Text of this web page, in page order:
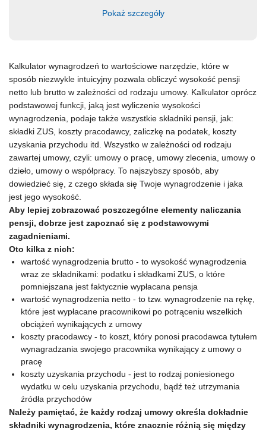
Pokaż szczegóły
Kalkulator wynagrodzeń to wartościowe narzędzie, które w
sposób niezwykle intuicyjny pozwala obliczyć wysokość pensji
netto lub brutto w zależności od rodzaju umowy. Kalkulator oprócz
podstawowej funkcji, jaką jest wyliczenie wysokości
wynagrodzenia, podaje także wszystkie składniki pensji, jak:
składki ZUS, koszty pracodawcy, zaliczkę na podatek, koszty
uzyskania przychodu itd. Wszystko w zależności od rodzaju
zawartej umowy, czyli: umowy o pracę, umowy zlecenia, umowy o
dzieło, umowy o współpracy. To najszybszy sposób, aby
dowiedzieć się, z czego składa się Twoje wynagrodzenie i jaka
jest jego wysokość.
Aby lepiej zobrazować poszczególne elementy naliczania
pensji, dobrze jest zapoznać się z podstawowymi
zagadnieniami.
Oto kilka z nich:
wartość wynagrodzenia brutto - to wysokość wynagrodzenia
wraz ze składnikami: podatku i składkami ZUS, o które
pomniejszana jest faktycznie wypłacana pensja
wartość wynagrodzenia netto - to tzw. wynagrodzenie na rękę,
które jest wypłacane pracownikowi po potrąceniu wszelkich
obciążeń wynikających z umowy
koszty pracodawcy - to koszt, który ponosi pracodawca tytułem
wynagradzania swojego pracownika wynikający z umowy o
pracę
koszty uzyskania przychodu - jest to rodzaj poniesionego
wydatku w celu uzyskania przychodu, bądź też utrzymania
źródła przychodów
Należy pamiętać, że każdy rodzaj umowy określa dokładnie
składniki wynagrodzenia, które znacznie różnią się między